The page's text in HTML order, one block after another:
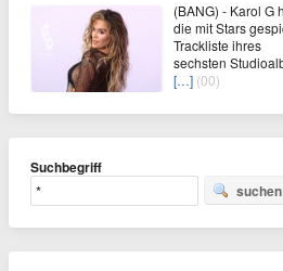
(BANG) - Karol G
die mit Stars
Trackliste ihres
sechsten
[…] (00)
Suchbegriff
suchen